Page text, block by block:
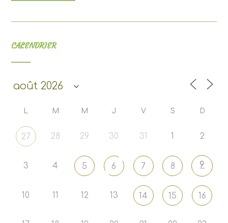
CALENDRIER
L M M J V S D
27 28 29 30 31 1 2
3 4 5 6 7 8 9
10 11 12 13 14 15 16